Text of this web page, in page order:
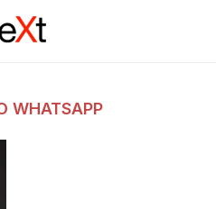
WHATSAPP